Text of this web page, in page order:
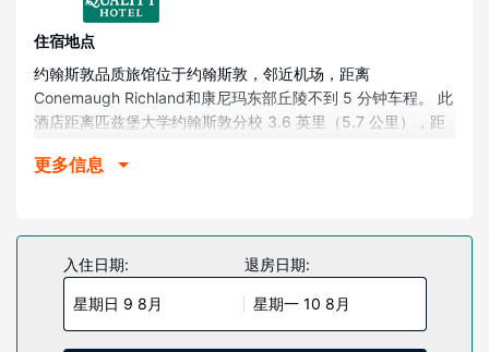
住宿地点
约翰斯敦品质旅馆位于约翰斯敦，邻近机场，距离
Conemaugh Richland和康尼玛东部丘陵不到 5 分钟车程。 此
酒店距离匹兹堡大学约翰斯敦分校 3.6 英里（5.7 公里），距
里）。
有 65 间空调客房提供微波炉；您定能在旅途中找到家的舒
适。提供免费无线网络，方便您与朋友保持联系；有线频道可
满足您的娱乐需求。便利设施包括书桌和茶具/咖啡用具；而且
每天提供客房服务。
更多信息
入住日期:
星期日 9 8月
退房日期:
星期一 10 8月